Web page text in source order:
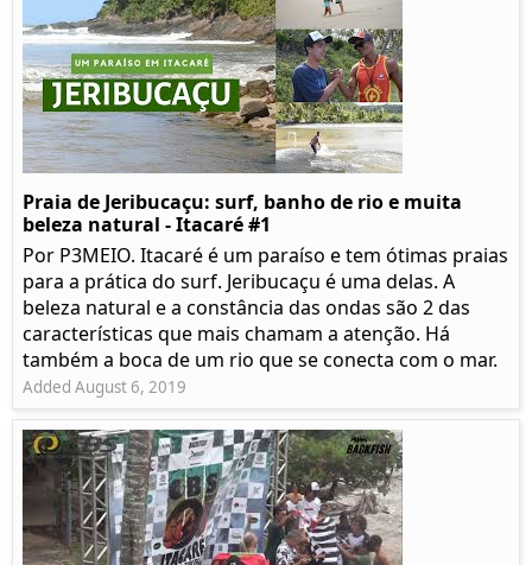
Praia de Jeribucaçu: surf, banho de rio e muita
beleza natural - Itacaré #1
Por P3MEIO. Itacaré é um paraíso e tem ótimas praias
para a prática do surf. Jeribucaçu é uma delas. A
beleza natural e a constância das ondas são 2 das
características que mais chamam a atenção. Há
também a boca de um rio que se conecta com o mar.
Added August 6, 2019